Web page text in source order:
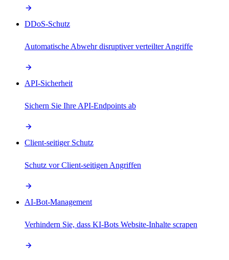
DDoS-Schutz
Automatische Abwehr disruptiver verteilter Angriffe
API-Sicherheit
Sichern Sie Ihre API-Endpoints ab
Client-seitiger Schutz
Schutz vor Client-seitigen Angriffen
AI-Bot-Management
Verhindern Sie, dass KI-Bots Website-Inhalte scrapen